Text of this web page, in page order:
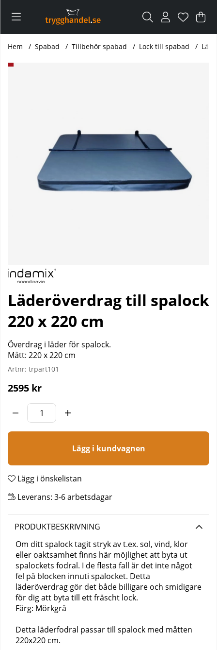
.
Hem Spabad Tillbehör spabad Lock till spabad
Produktbilder Läderöverdrag till spalock 220 x 220 cm
Läderöverdrag till spalock
220 x 220 cm
Överdrag i läder för spalock.
Mått: 220 x 220 cm
Artnr: trpart101
2595 kr
Lägg i kundvagnen
Lägg i önskelistan
Leverans: 3-6 arbetsdagar
PRODUKTBESKRIVNING
Om ditt spalock tagit stryk av t.ex. sol, vind, klor
eller oaktsamhet finns här möjlighet att byta ut
spalockets fodral. I de flesta fall är det inte något
fel på blocken innuti spalocket. Detta
läderöverdrag gör det både billigare och smidigare
för dig att byta till ett fräscht lock.
Färg: Mörkgrå
Detta läderfodral passar till spalock med måtten
220x220 cm.